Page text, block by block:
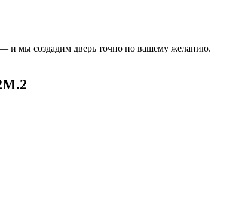
и мы создадим дверь точно по вашему желанию.